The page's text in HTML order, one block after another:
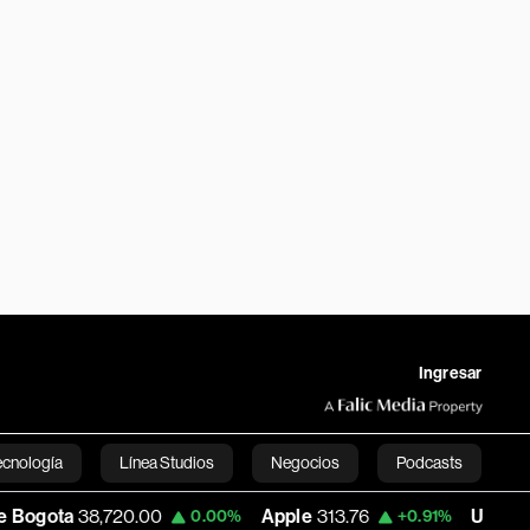
Ingresar
Línea Studios Negocios Podcasts
English0.00% Apple 313.76 +0.91% USD COP